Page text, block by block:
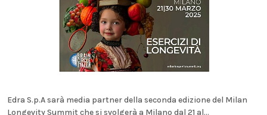
Edra S.p.A sarà media partner della seconda edizione del Milan
Longevity Summit che si svolgerà a Milano dal 21 al...